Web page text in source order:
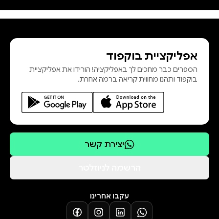
פתיחותו הרבה לאנשים ואהבתו לחיים.
אפליקציית בוקפוד
הספרים כבר מחכים לך באפליקציה! הורידו את אפליקציית
בוקפוד ותהנו מחווית קריאה ברמה אחרת.
יצירת קשר
עקבו אחרינו